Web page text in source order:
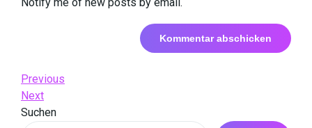
Beitrags-
Navigation
Previous
Post
Previous
Next
Post
Next
Suchen